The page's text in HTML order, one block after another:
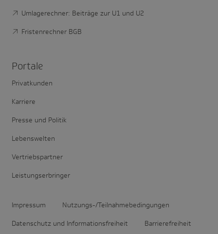
Umlagerechner: Beiträge zur U1 und U2
Fristenrechner BGB
Portale
Privatkunden
Karriere
Presse und Politik
Lebenswelten
Vertriebspartner
Leistungserbringer
Impressum Nutzungs-/Teilnahmebedingungen
Datenschutz und Informationsfreiheit Barrierefreiheit